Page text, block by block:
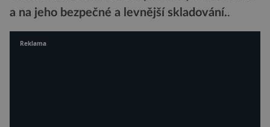
a na jeho bezpečné a levnější skladování..
Reklama